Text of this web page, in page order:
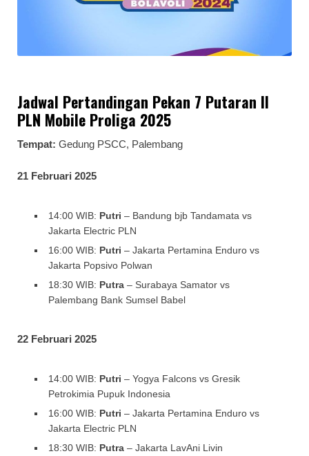
Jadwal Pertandingan Pekan 7 Putaran II
PLN Mobile Proliga 2025
Tempat: Gedung PSCC, Palembang
21 Februari 2025
14:00 WIB: Putri – Bandung bjb Tandamata vs
Jakarta Electric PLN
16:00 WIB: Putri – Jakarta Pertamina Enduro vs
Jakarta Popsivo Polwan
18:30 WIB: Putra – Surabaya Samator vs
Palembang Bank Sumsel Babel
22 Februari 2025
14:00 WIB: Putri – Yogya Falcons vs Gresik
Petrokimia Pupuk Indonesia
16:00 WIB: Putri – Jakarta Pertamina Enduro vs
Jakarta Electric PLN
18:30 WIB: Putra – Jakarta LavAni Livin